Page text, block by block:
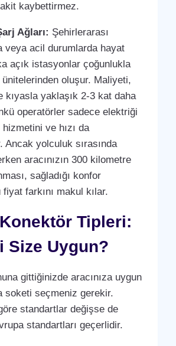
kaybettirmez.
Ağları: Şehirlerarası
veya acil durumlarda hayat
açık istasyonlar çoğunlukla
ünitelerinden oluşur. Maliyeti,
kıyasla yaklaşık 2-3 kat daha
operatörler sadece elektriği
ve hızı da
Ancak yolculuk sırasında
aracınızın 300 kilometre
sağladığı konfor
fiyat farkını makul kılar.
Tipleri:
Size Uygun?
gittiğinizde aracınıza uygun
soketi seçmeniz gerekir.
standartlar değişse de
standartları geçerlidir.